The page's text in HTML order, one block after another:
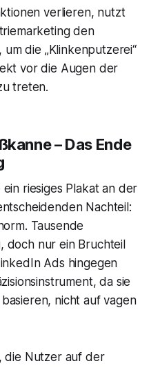
verlieren, nutzt
den
die „Klinkenputzerei“
vor die Augen der
treten.
– Das Ende
ein riesiges Plakat an der
Nachteil:
Tausende
doch nur ein Bruchteil
Ads hingegen
da sie
basieren, nicht auf vagen
die Nutzer auf der